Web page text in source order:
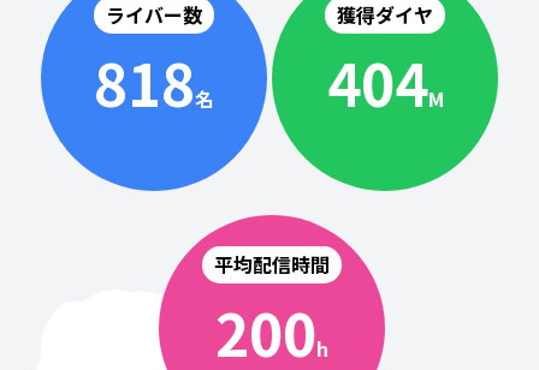
ライバー数
818名
獲得ダイヤ
404M
平均配信時間
200h